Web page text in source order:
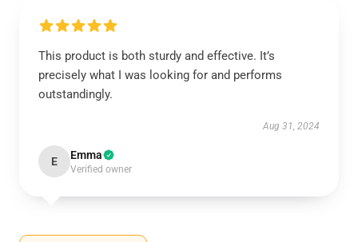
This product is both sturdy and effective. It’s
precisely what I was looking for and performs
outstandingly.
Aug 31, 2024
E Emma
Verified owner